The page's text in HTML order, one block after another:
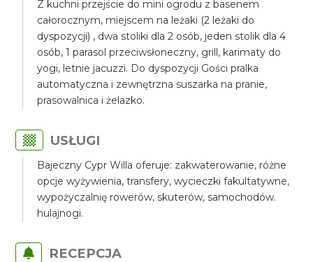
Z kuchni przejście do mini ogrodu z basenem
całorocznym, miejscem na leżaki (2 leżaki do
dyspozycji) , dwa stoliki dla 2 osób, jeden stolik dla 4
osób, 1 parasol przeciwsłoneczny, grill, karimaty do
yogi, letnie jacuzzi. Do dyspozycji Gości pralka
automatyczna i zewnętrzna suszarka na pranie,
prasowalnica i żelazko.
USŁUGI
Bajeczny Cypr Willa oferuje: zakwaterowanie, różne
opcje wyżywienia, transfery, wycieczki fakultatywne,
wypożyczalnię rowerów, skuterów, samochodów.
hulajnogi.
RECEPCJA